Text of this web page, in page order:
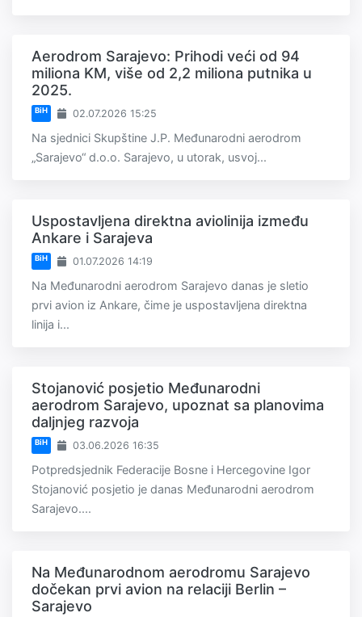
Aerodrom Sarajevo: Prihodi veći od 94
miliona KM, više od 2,2 miliona putnika u
2025.
BiH 02.07.2026 15:25
Na sjednici Skupštine J.P. Međunarodni aerodrom
„Sarajevo“ d.o.o. Sarajevo, u utorak, usvoj...
Uspostavljena direktna aviolinija između
Ankare i Sarajeva
BiH 01.07.2026 14:19
Na Međunarodni aerodrom Sarajevo danas je sletio
prvi avion iz Ankare, čime je uspostavljena direktna
linija i...
Stojanović posjetio Međunarodni
aerodrom Sarajevo, upoznat sa planovima
daljnjeg razvoja
BiH 03.06.2026 16:35
Potpredsjednik Federacije Bosne i Hercegovine Igor
Stojanović posjetio je danas Međunarodni aerodrom
Sarajevo....
Na Međunarodnom aerodromu Sarajevo
dočekan prvi avion na relaciji Berlin –
Sarajevo